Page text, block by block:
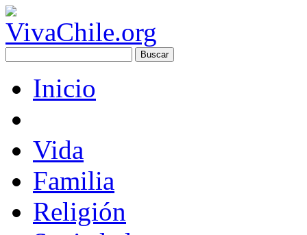
Inicio
Vida
Familia
Religión